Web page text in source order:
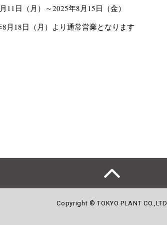
11日（月）～2025年8月15日（金）
18日（月）より通常営業となります
Copyright © TOKYO PLANT CO.,LTD